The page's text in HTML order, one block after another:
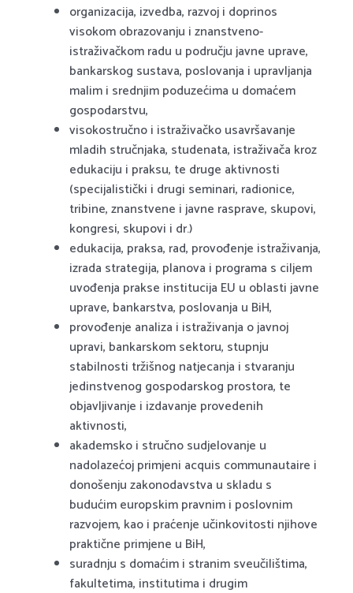
organizacija, izvedba, razvoj i doprinos
visokom obrazovanju i znanstveno-
istraživačkom radu u području javne uprave,
bankarskog sustava, poslovanja i upravljanja
malim i srednjim poduzećima u domaćem
gospodarstvu,
visokostručno i istraživačko usavršavanje
mladih stručnjaka, studenata, istraživača kroz
edukaciju i praksu, te druge aktivnosti
(specijalistički i drugi seminari, radionice,
tribine, znanstvene i javne rasprave, skupovi,
kongresi, skupovi i dr.)
edukacija, praksa, rad, provođenje istraživanja,
izrada strategija, planova i programa s ciljem
uvođenja prakse institucija EU u oblasti javne
uprave, bankarstva, poslovanja u BiH,
provođenje analiza i istraživanja o javnoj
upravi, bankarskom sektoru, stupnju
stabilnosti tržišnog natjecanja i stvaranju
jedinstvenog gospodarskog prostora, te
objavljivanje i izdavanje provedenih
aktivnosti,
akademsko i stručno sudjelovanje u
nadolazećoj primjeni acquis communautaire i
donošenju zakonodavstva u skladu s
budućim europskim pravnim i poslovnim
razvojem, kao i praćenje učinkovitosti njihove
praktične primjene u BiH,
suradnju s domaćim i stranim sveučilištima,
fakultetima, institutima i drugim